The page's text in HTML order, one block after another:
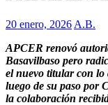
20 enero, 2026 A.B.
APCER renovó
Basavilbaso pero
el nuevo titular con lo
luego de su paso por
la colaboración